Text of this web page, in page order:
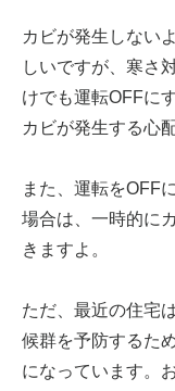
カビが発生しない
しいですが、寒さ
けでも運転OFFに
カビが発生する心
また、運転をOFF
場合は、一時的に
きますよ。
ただ、最近の住宅
候群を予防するた
になっています。